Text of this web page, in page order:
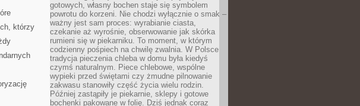
którzy
gotowych, własny bochen staje się symbolem
powrotu do korzeni. Nie chodzi wyłącznie o smak –
ważny jest sam proces: wyrabianie ciasta,
czekanie aż wyrośnie, obserwowanie jak skórka
rumieni się w piekarniku. To moment, w którym
codzienny pośpiech na chwilę zwalnia. W Polsce
tradycja pieczenia chleba w domu była kiedyś
czymś naturalnym. Piece chlebowe, wspólne
wypieki przed świętami czy żmudne pilnowanie
zakwasu stanowiły część życia wielu rodzin.
Później zastąpiły je piekarnie, sklepy i gotowe
bochenki pakowane w folię. Dziś jednak coraz